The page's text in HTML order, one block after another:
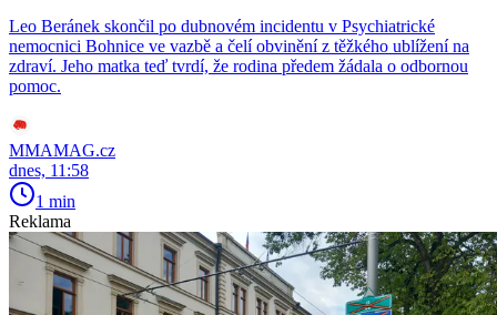
Leo Beránek skončil po dubnovém incidentu v Psychiatrické
nemocnici Bohnice ve vazbě a čelí obvinění z těžkého ublížení na
zdraví. Jeho matka teď tvrdí, že rodina předem žádala o odbornou
pomoc.
MMAMAG.cz
dnes, 11:58
1 min
Reklama